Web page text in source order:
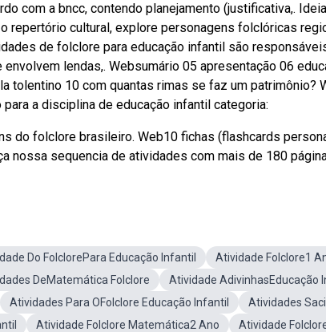
com a bncc, contendo planejamento (justificativa,.
repertório cultural, explore personagens folclóricas
de folclore para educação infantil são
lendas,. Websumário 05 apresentação 06
tolentino 10 com quantas rimas se faz um patrimônio?
a disciplina de educação infantil categoria:
do folclore brasileiro. Web10 fichas (flashcards
nossa sequencia de atividades com mais de 180
Do FolclorePara Educação Infantil
Atividade Folclore1
DeMatemática Folclore
Atividade AdivinhasEducação
Atividades Para OFolclore Educação Infantil
Atividades
Atividade Folclore Matemática2 Ano
Atividade